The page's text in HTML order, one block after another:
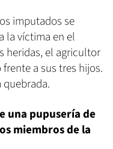
imputados se
la víctima en el
heridas, el agricultor
a sus tres hijos.
una pupusería de
miembros de la